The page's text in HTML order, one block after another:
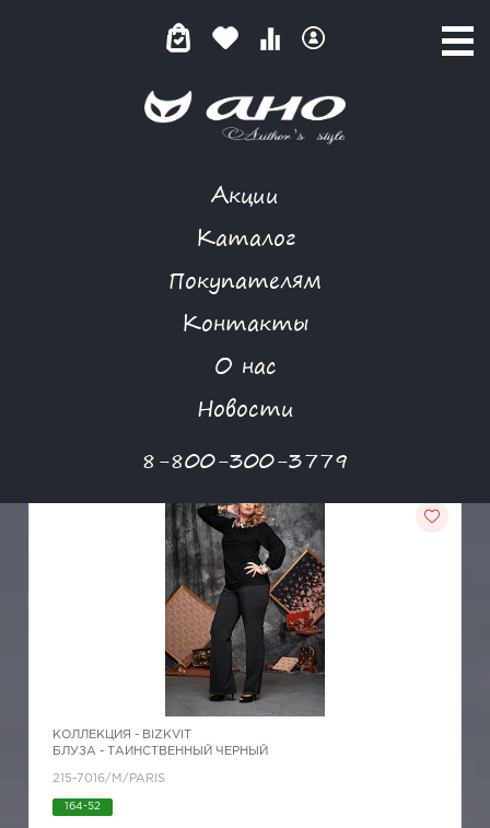
Акции
Каталог
Покупателям
Контакты
О нас
Новости
8-800-300-3779
КАТАЛОГ ТОВАРОВ
КОЛЛЕКЦИЯ - BIZKVIT
БЛУЗА - ТАИНСТВЕННЫЙ ЧЕРНЫЙ
215-7016/M/PARIS
164-52